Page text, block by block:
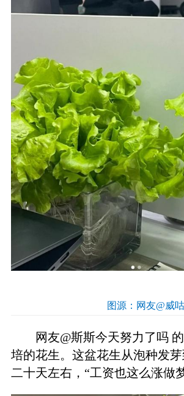
图源：网友@威
网友@斯斯今天努力了吗
培的花生。这盆花生从泡种发
二十天左右，“工资也这么涨做